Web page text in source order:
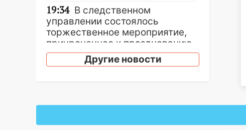
19:34 В следственном
управлении состоялось
торжественное мероприятие,
приуроченное к празднованию
Дня сотрудника органов
следствия Российской
поддержать «Симбирскую
Другие новости